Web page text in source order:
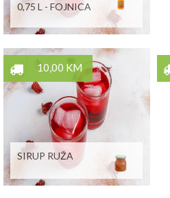
0,75 L - FOJNICA
10,00 KM
SIRUP RUŽA